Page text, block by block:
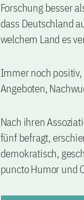
Forschung besser
dass Deutschland
welchem Land es
Immer noch
Angeboten,
Nach ihren
fünf befragt,
demokratisch,
puncto Humor und